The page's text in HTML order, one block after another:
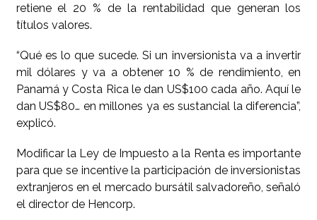
retiene el 20 % de la rentabilidad que generan los
títulos valores.
“Qué es lo que sucede. Si un inversionista va a invertir
mil dólares y va a obtener 10 % de rendimiento, en
Panamá y Costa Rica le dan US$100 cada año. Aquí le
dan US$80… en millones ya es sustancial la diferencia”,
explicó.
Modificar la Ley de Impuesto a la Renta es importante
para que se incentive la participación de inversionistas
extranjeros en el mercado bursátil salvadoreño, señaló
el director de Hencorp.